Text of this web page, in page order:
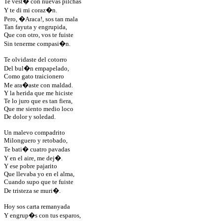
Y te di mi coraz�n.
Pero, �Araca!, sos tan mala
Tan fayuta y engrupida,
Que con otro, vos te fuiste
Sin tenerme compasi�n.
Te olvidaste del cotorro
Del bul�n empapelado,
Como gato traicionero
Me ara�aste con maldad.
Y la herida que me hiciste
Te lo juro que es tan fiera,
Que me siento medio loco
De dolor y soledad.
Un malevo compadrito
Milonguero y retobado,
Te bati� cuatro pavadas
Y en el aire, me dej�.
Y ese pobre pajarito
Que llevaba yo en el alma,
Cuando supo que te fuiste
De tristeza se muri�.
Hoy sos carta remanyada
Y engrup�s con tus esparos,